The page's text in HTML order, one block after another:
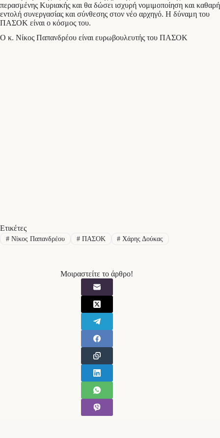
περασμένης Κυριακής και θα δώσει ισχυρή νομιμοποίηση και καθαρή
εντολή συνεργασίας και σύνθεσης στον νέο αρχηγό. Η δύναμη του
ΠΑΣΟΚ είναι ο κόσμος του.
Ο κ. Νίκος Παπανδρέου είναι ευρωβουλευτής του ΠΑΣΟΚ
Ετικέτες
#Νίκος Παπανδρέου #ΠΑΣΟΚ # Χάρης Δούκας
Μοιραστείτε το άρθρο!